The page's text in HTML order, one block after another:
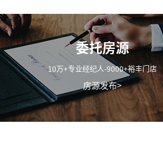
委托房源
10万+专业经纪人-9000+裕丰门店
房源发布>